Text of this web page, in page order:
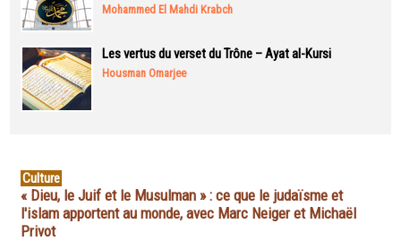
Mohammed El Mahdi Krabch
Les vertus du verset du Trône – Ayat al-Kursi
Housman Omarjee
Culture
« Dieu, le Juif et le Musulman » : ce que le judaïsme et
l'islam apportent au monde, avec Marc Neiger et Michaël
Privot